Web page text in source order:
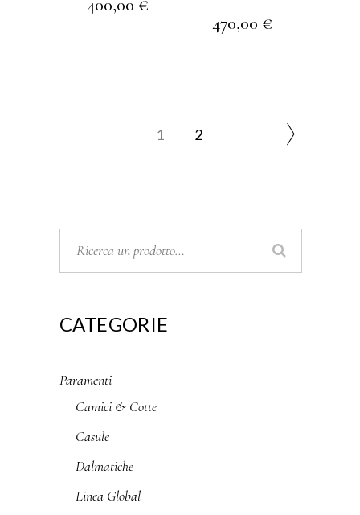
400,00 €
470,00 €
1 2
CATEGORIE
Paramenti
Camici & Cotte
Casule
Dalmatiche
Linea Global